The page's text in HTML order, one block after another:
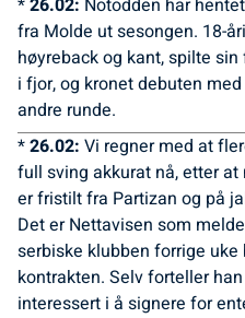
fra Molde ut sesongen. 18-
høyreback og kant, spilte
i fjor, og kronet debuten
andre runde.
*26.02: Vi regner med at
full sving akkurat nå, etter
er fristilt fra Partizan og på
Det er Nettavisen som
serbiske klubben forrige
kontrakten. Selv forteller
interessert i å signere for